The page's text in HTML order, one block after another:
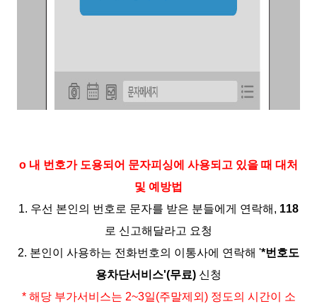
o 내 번호가 도용되어 문자피싱에 사용되고 있을 때 대처
및 예방법
1. 우선 본인의 번호로 문자를 받은 분들에게 연락해, 118
로 신고해달라고 요청
2. 본인이 사용하는 전화번호의 이통사에 연락해 '*번호도
용차단서비스'(무료) 신청
* 해당 부가서비스는 2~3일(주말제외) 정도의 시간이 소